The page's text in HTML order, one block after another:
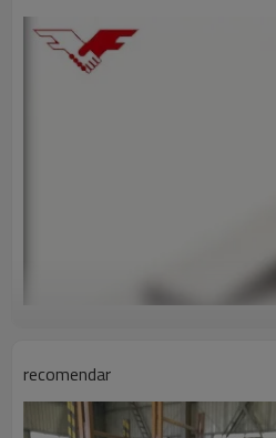
recomendar